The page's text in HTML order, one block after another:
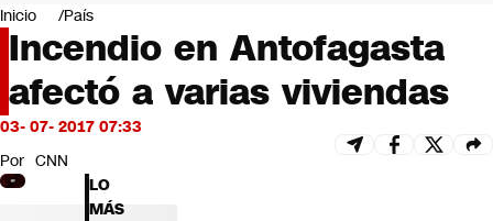
Negocios
Deportes
Programas completos
Cultura
Servicios
Bits
CNN Data
CNN tiempo
Futuro 360
Inicio País
Incendio en Antofagasta
afectó a varias viviendas
03- 07- 2017 07:33
Por CNN
LO
MÁS